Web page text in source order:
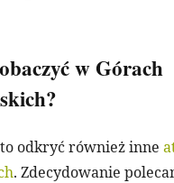
w Górach
odkryć również inne
. Zdecydowanie